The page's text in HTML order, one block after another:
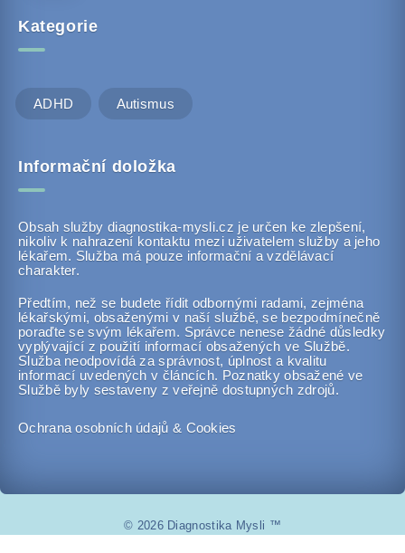
Kategorie
ADHD Autismus
Informační doložka
Obsah služby diagnostika-mysli.cz je určen ke zlepšení,
nikoliv k nahrazení kontaktu mezi uživatelem služby a jeho
lékařem. Služba má pouze informační a vzdělávací
charakter.
Předtím, než se budete řídit odbornými radami, zejména
lékařskými, obsaženými v naší službě, se bezpodmínečně
poraďte se svým lékařem. Správce nenese žádné důsledky
vyplývající z použití informací obsažených ve Službě.
Služba neodpovídá za správnost, úplnost a kvalitu
informací uvedených v článcích. Poznatky obsažené ve
Službě byly sestaveny z veřejně dostupných zdrojů.
Ochrana osobních údajů & Cookies
© 2026 Diagnostika Mysli ™